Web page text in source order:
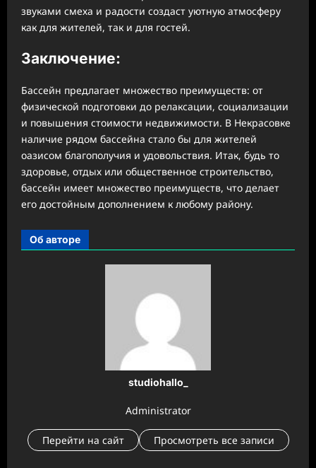
звуками смеха и радости создаст уютную атмосферу
как для жителей, так и для гостей.
Заключение:
Бассейн предлагает множество преимуществ: от
физической подготовки до релаксации, социализации
и повышения стоимости недвижимости. В Некрасовке
наличие рядом бассейна стало бы для жителей
оазисом благополучия и удовольствия. Итак, будь то
здоровье, отдых или общественное строительство,
бассейн имеет множество преимуществ, что делает
его достойным дополнением к любому району.
Об авторе
studiohallo_
Administrator
Перейти на сайт Просмотреть все записи